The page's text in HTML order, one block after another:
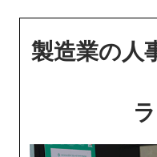
製造業の人